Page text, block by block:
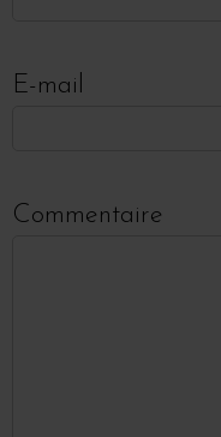
E-mail
Commentaire